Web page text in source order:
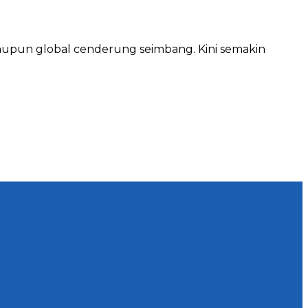
global cenderung seimbang. Kini semakin